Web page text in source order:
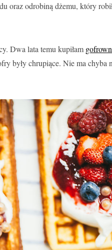
oraz odrobiną dżemu, który
Dwa lata temu kupiłam
były chrupiące. Nie ma chyba